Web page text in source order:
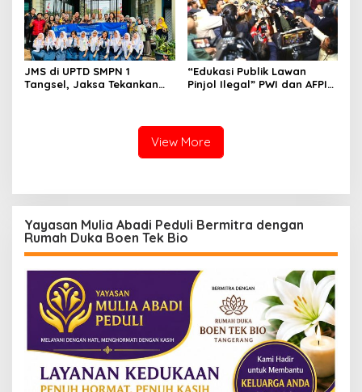
JMS di UPTD SMPN 1
Tangsel, Jaksa Tekankan
“Edukasi Publik Lawan
Pinjol Ilegal” PWI dan AFPI
View More
Yayasan Mulia Abadi Peduli Bermitra dengan
Rumah Duka Boen Tek Bio